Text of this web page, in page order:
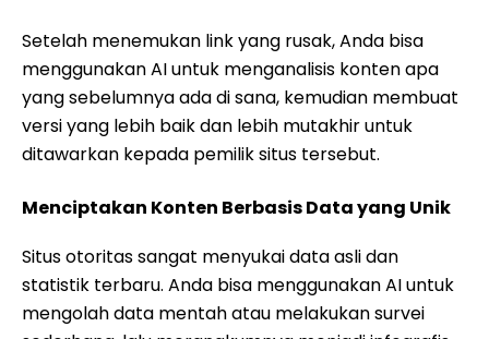
Setelah menemukan link yang rusak, Anda bisa
menggunakan AI untuk menganalisis konten apa
yang sebelumnya ada di sana, kemudian membuat
versi yang lebih baik dan lebih mutakhir untuk
ditawarkan kepada pemilik situs tersebut.
Menciptakan Konten Berbasis Data yang Unik
Situs otoritas sangat menyukai data asli dan
statistik terbaru. Anda bisa menggunakan AI untuk
mengolah data mentah atau melakukan survei